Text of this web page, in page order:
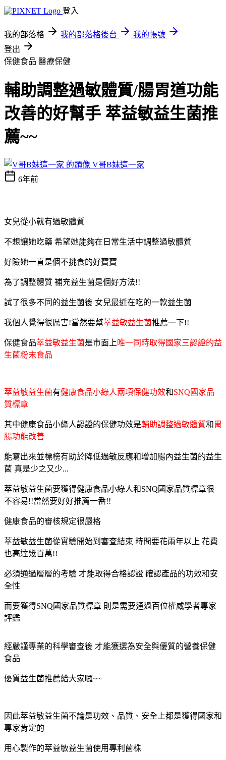
登入
我的部落格 我的部落格後台
我的帳號
登出
保健食品 醫療保健
輔助調整過敏體質/腸胃道功能
改善的好幫手 萃益敏益生菌推
薦~~
V哥B妹這一家
6年前
女兒從小就有過敏體質
不想讓她吃藥 希望她能夠在日常生活中調整過敏體質
好險她一直是個不挑食的好寶寶
為了調整體質 補充益生菌是個好方法!!
試了很多不同的益生菌後 女兒最近在吃的一款益生菌
我個人覺得很厲害!當然要幫萃益敏益生菌推薦一下!!
保健食品萃益敏益生菌是市面上 唯一同時取得國家三認證的益
生菌粉末食品
萃益敏益生菌有健康食品小綠人兩項保健功效和SNQ國家品
質標章
其中健康食品小綠人認證的保健功效是輔助調整過敏體質和 胃
腸功能改善
能寫出來並標榜有助於降低過敏反應和增加腸內益生菌的益生
菌 真是少之又少...
萃益敏益生菌要獲得健康食品小綠人和SNQ國家品質標章很
不容易!!當然要好好推薦一番!!
健康食品的審核規定很嚴格
萃益敏益生菌從實驗開始到審查結束 時間要花兩年以上 花費
也高達幾百萬!!
必須通過層層的考驗 才能取得合格認證 確認產品的功效和安
全性
而要獲得SNQ國家品質標章 則是需要通過百位權威學者專家
評鑑
經嚴謹專業的科學審查後 才能獲選為安全與優質的營養保健
食品
優質益生菌推薦給大家囉~~
因此萃益敏益生菌不論是功效、品質、安全上都是獲得國家和
專家肯定的
用心製作的萃益敏益生菌使用專利菌株